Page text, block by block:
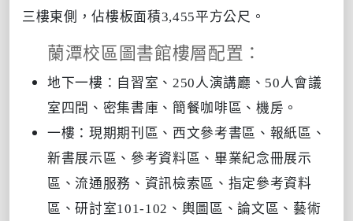
三樓東側，佔樓板面積3,455平方公尺。
蘭潭校區圖書館樓層配置：
地下一樓：自習室、250人演講廳、50人會議
室四間、密集書庫、簡餐咖啡區、機房。
一樓：現期期刊區、西文參考書區、報紙區、
新書展示區、參考資料區、畢業紀念冊展示
區、流通服務、資訊檢索區、指定參考資料
區、研討室101-102、輿圖區、論文區、藝術